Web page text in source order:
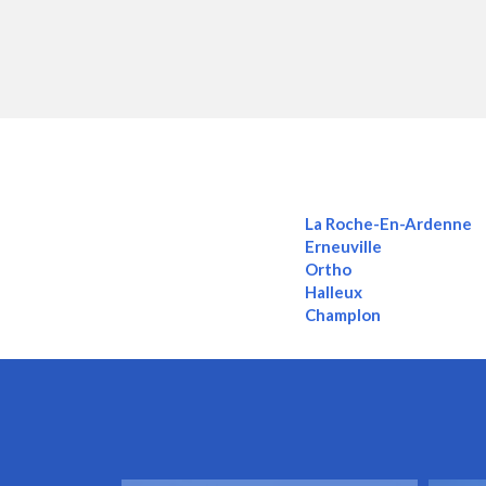
La Roche-En-Ardenne
Erneuville
Ortho
Halleux
Champlon